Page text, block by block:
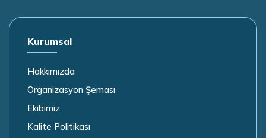
Kurumsal
Hakkımızda
Organizasyon Şeması
Ekibimiz
Kalite Politikası